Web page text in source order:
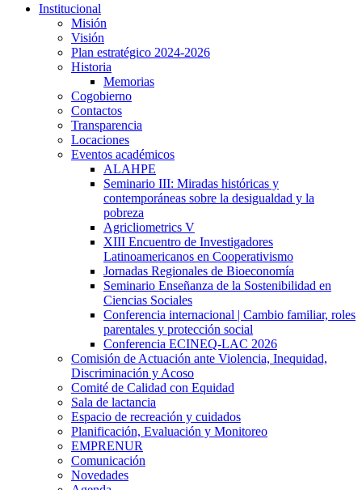
Institucional
Misión
Visión
Plan estratégico 2024-2026
Historia
Memorias
Cogobierno
Contactos
Transparencia
Locaciones
Eventos académicos
ALAHPE
Seminario III: Miradas históricas y
contemporáneas sobre la desigualdad y la
pobreza
Agricliometrics V
XIII Encuentro de Investigadores
Latinoamericanos en Cooperativismo
Jornadas Regionales de Bioeconomía
Seminario Enseñanza de la Sostenibilidad en
Ciencias Sociales
Conferencia internacional | Cambio familiar, roles
parentales y protección social
Conferencia ECINEQ-LAC 2026
Comisión de Actuación ante Violencia, Inequidad,
Discriminación y Acoso
Comité de Calidad con Equidad
Sala de lactancia
Espacio de recreación y cuidados
Planificación, Evaluación y Monitoreo
EMPRENUR
Comunicación
Novedades